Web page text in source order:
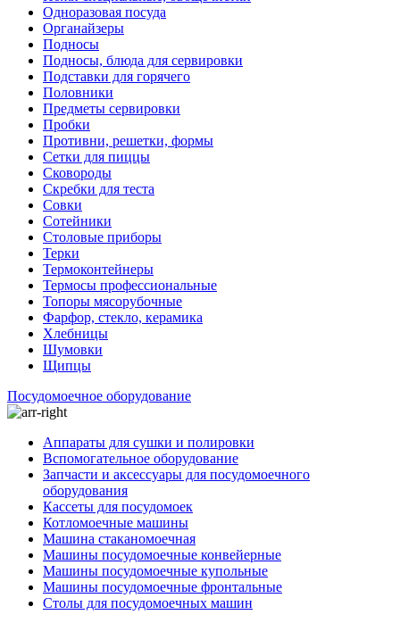
Одноразовая посуда
Органайзеры
Подносы
Подносы, блюда для сервировки
Подставки для горячего
Половники
Предметы сервировки
Пробки
Противни, решетки, формы
Сетки для пиццы
Сковороды
Скребки для теста
Совки
Сотейники
Столовые приборы
Терки
Термоконтейнеры
Термосы профессиональные
Топоры мясорубочные
Фарфор, стекло, керамика
Хлебницы
Шумовки
Щипцы
Посудомоечное оборудование
Аппараты для сушки и полировки
Вспомогательное оборудование
Запчасти и аксессуары для посудомоечного
оборудования
Кассеты для посудомоек
Котломоечные машины
Машина стаканомоечная
Машины посудомоечные конвейерные
Машины посудомоечные купольные
Машины посудомоечные фронтальные
Столы для посудомоечных машин